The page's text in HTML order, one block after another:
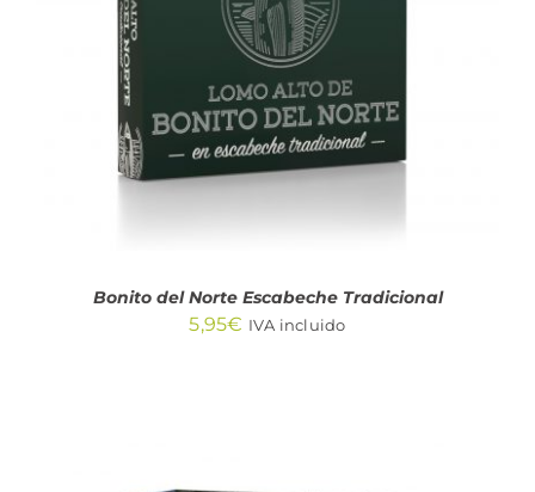
AÑADIR AL CARRITO
DETALLES
Bonito del Norte Escabeche Tradicional
5,95€ IVA incluido